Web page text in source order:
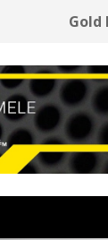
Gold